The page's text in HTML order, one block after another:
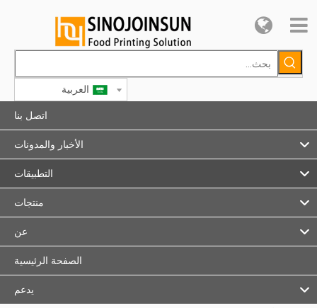
العربية
اتصل بنا
الأخبار والمدونات
التطبيقات
منتجات
عن
الصفحة الرئيسية
يدعم